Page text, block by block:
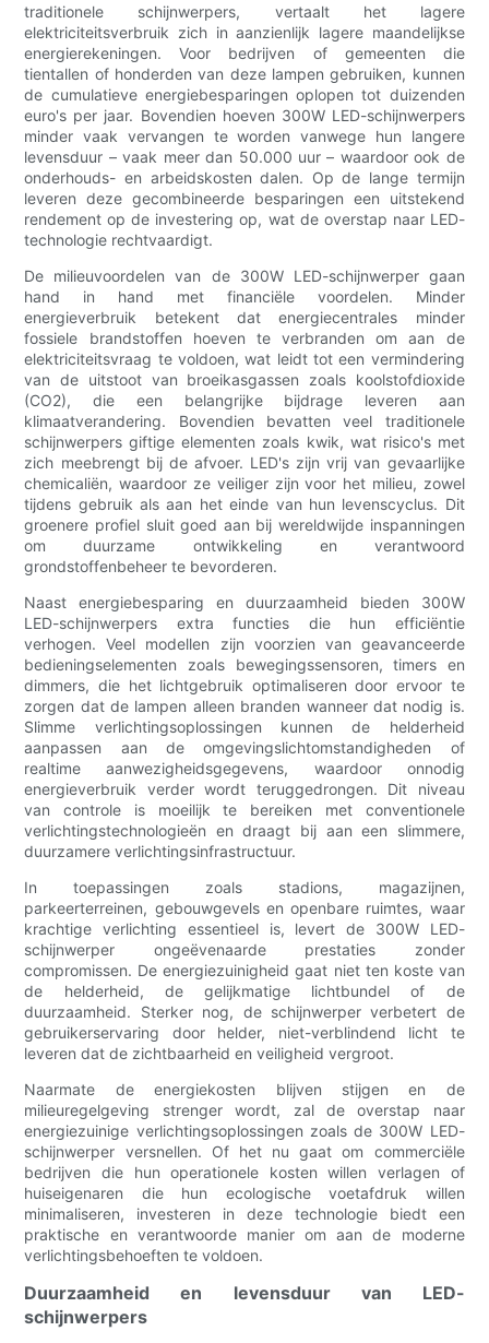
traditionele schijnwerpers, vertaalt het lagere
elektriciteitsverbruik zich in aanzienlijk lagere maandelijkse
energierekeningen. Voor bedrijven of gemeenten die
tientallen of honderden van deze lampen gebruiken, kunnen
de cumulatieve energiebesparingen oplopen tot duizenden
euro's per jaar. Bovendien hoeven 300W LED-schijnwerpers
minder vaak vervangen te worden vanwege hun langere
levensduur – vaak meer dan 50.000 uur – waardoor ook de
onderhouds- en arbeidskosten dalen. Op de lange termijn
leveren deze gecombineerde besparingen een uitstekend
rendement op de investering op, wat de overstap naar LED-
technologie rechtvaardigt.
De milieuvoordelen van de 300W LED-schijnwerper gaan
hand in hand met financiële voordelen. Minder
energieverbruik betekent dat energiecentrales minder
fossiele brandstoffen hoeven te verbranden om aan de
elektriciteitsvraag te voldoen, wat leidt tot een vermindering
van de uitstoot van broeikasgassen zoals koolstofdioxide
(CO2), die een belangrijke bijdrage leveren aan
klimaatverandering. Bovendien bevatten veel traditionele
schijnwerpers giftige elementen zoals kwik, wat risico's met
zich meebrengt bij de afvoer. LED's zijn vrij van gevaarlijke
chemicaliën, waardoor ze veiliger zijn voor het milieu, zowel
tijdens gebruik als aan het einde van hun levenscyclus. Dit
groenere profiel sluit goed aan bij wereldwijde inspanningen
om duurzame ontwikkeling en verantwoord
grondstoffenbeheer te bevorderen.
Naast energiebesparing en duurzaamheid bieden 300W
LED-schijnwerpers extra functies die hun efficiëntie
verhogen. Veel modellen zijn voorzien van geavanceerde
bedieningselementen zoals bewegingssensoren, timers en
dimmers, die het lichtgebruik optimaliseren door ervoor te
zorgen dat de lampen alleen branden wanneer dat nodig is.
Slimme verlichtingsoplossingen kunnen de helderheid
aanpassen aan de omgevingslichtomstandigheden of
realtime aanwezigheidsgegevens, waardoor onnodig
energieverbruik verder wordt teruggedrongen. Dit niveau
van controle is moeilijk te bereiken met conventionele
verlichtingstechnologieën en draagt ​​bij aan een slimmere,
duurzamere verlichtingsinfrastructuur.
In toepassingen zoals stadions, magazijnen,
parkeerterreinen, gebouwgevels en openbare ruimtes, waar
krachtige verlichting essentieel is, levert de 300W LED-
schijnwerper ongeëvenaarde prestaties zonder
compromissen. De energiezuinigheid gaat niet ten koste van
de helderheid, de gelijkmatige lichtbundel of de
duurzaamheid. Sterker nog, de schijnwerper verbetert de
gebruikerservaring door helder, niet-verblindend licht te
leveren dat de zichtbaarheid en veiligheid vergroot.
Naarmate de energiekosten blijven stijgen en de
milieuregelgeving strenger wordt, zal de overstap naar
energiezuinige verlichtingsoplossingen zoals de 300W LED-
schijnwerper versnellen. Of het nu gaat om commerciële
bedrijven die hun operationele kosten willen verlagen of
huiseigenaren die hun ecologische voetafdruk willen
minimaliseren, investeren in deze technologie biedt een
praktische en verantwoorde manier om aan de moderne
verlichtingsbehoeften te voldoen.
Duurzaamheid en levensduur van LED-
schijnwerpers